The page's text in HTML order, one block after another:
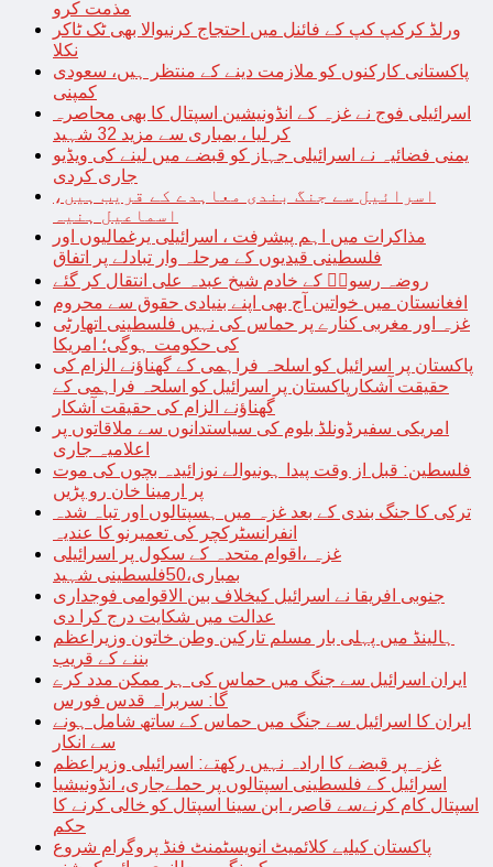
مذمت کرو
ورلڈ کرکپ کپ کے فائنل میں احتجاج کرنیوالا بھی ٹک ٹاکر
نکلا
پاکستانی کارکنوں کو ملازمت دینے کے منتظر ہیں، سعودی
کمپنی
اسرائیلی فوج نے غزہ کے انڈونیشین اسپتال کا بھی محاصرہ
کر لیا ، بمباری سے مزید 32 شہید
یمنی فضائیہ نے اسرائیلی جہاز کو قبضے میں لینے کی ویڈیو
جاری کردی
اسرائیل سے جنگ بندی معاہدے کے قریب ہیں،
اسماعیل ہنیہ
مذاکرات میں اہم پیشرفت ، اسرائیلی یرغمالیوں اور
فلسطینی قیدیوں کے مرحلہ وار تبادلے پر اتفاق
روضہ رسولؐ کے خادم شیخ عبدہ علی انتقال کر گئے
افغانستان میں خواتین آج بھی اپنے بنیادی حقوق سے محروم
غزہ اور مغربی کنارے پر حماس کی نہیں فلسطینی اتھارٹی
کی حکومت ہوگی؛ امریکا
پاکستان پر اسرائیل کو اسلحہ فراہمی کے گھناؤنے الزام کی
حقیقت آشکارپاکستان پر اسرائیل کو اسلحہ فراہمی کے
گھناؤنے الزام کی حقیقت آشکار
امریکی سفیرڈونلڈ بلوم کی سیاستدانوں سے ملاقاتوں پر
اعلامیہ جاری
فلسطین: قبل از وقت پیدا ہونیوالے نوزائیدہ بچوں کی موت
پر ارمینا خان رو پڑیں
ترکی کا جنگ بندی کے بعد غزہ میں ہسپتالوں اور تباہ شدہ
انفرانسٹرکچر کی تعمیرنو کا عندیہ
غزہ ،اقوام متحدہ کے سکول پر اسرائیلی
بمباری،50فلسطینی شہید
جنوبی افریقا نے اسرائیل کیخلاف بین الاقوامی فوجداری
عدالت میں شکایت درج کرا دی
ہالینڈ میں پہلی بار مسلم تارکین وطن خاتون وزیراعظم
بننے کے قریب
ایران اسرائیل سے جنگ میں حماس کی ہر ممکن مدد کرے
گا: سربراہ قدس فورس
ایران کا اسرائیل سے جنگ میں حماس کے ساتھ شامل ہونے
سے انکار
غزہ پر قبضے کا ارادہ نہیں رکھتے: اسرائیلی وزیراعظم
اسرائیل کے فلسطینی اسپتالوں پر حملےجاری، انڈونیشیا
اسپتال کام کرنےسے قاصر، ابن سینا اسپتال کو خالی کرنے کا
حکم
پاکستان کیلیے کلائمیٹ انویسٹمنٹ فنڈ پروگرام شروع